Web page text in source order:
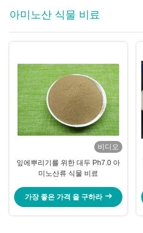
아미노산 식물 비료
비디오
잎에뿌리기를 위한 대두 Ph7.0 아
미노산류 식물 비료
가장 좋은 가격 을 구하라